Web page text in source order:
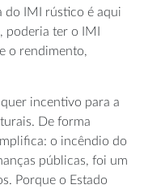
do IMI rústico é aqui
poderia ter o IMI
o rendimento,
incentivo para a
De forma
o incêndio do
públicas, foi um
Porque o Estado